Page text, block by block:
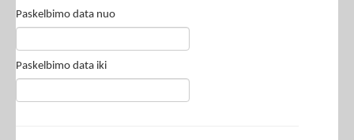
Paskelbimo data nuo
Paskelbimo data iki